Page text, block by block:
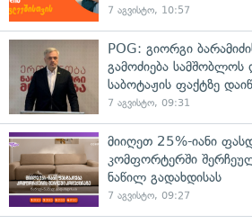
7 აგვისტო, 10:57
POG: გიორგი
გამოძიება
საბოტაჟის ფაქტზე
7 აგვისტო, 09:31
მიიღეთ 25%-იანი
კომფორტერში
ნაწილ გადახდისას
7 აგვისტო, 09:27